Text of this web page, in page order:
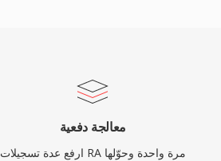
معالجة دفعية
ارفع عدة تسجيلات RA مرة واحدة وحوّلها